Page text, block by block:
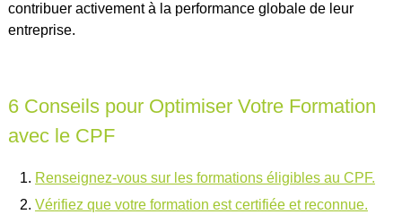
contribuer activement à la performance globale de leur
entreprise.
6 Conseils pour Optimiser Votre Formation
avec le CPF
Renseignez-vous sur les formations éligibles au CPF.
Vérifiez que votre formation est certifiée et reconnue.